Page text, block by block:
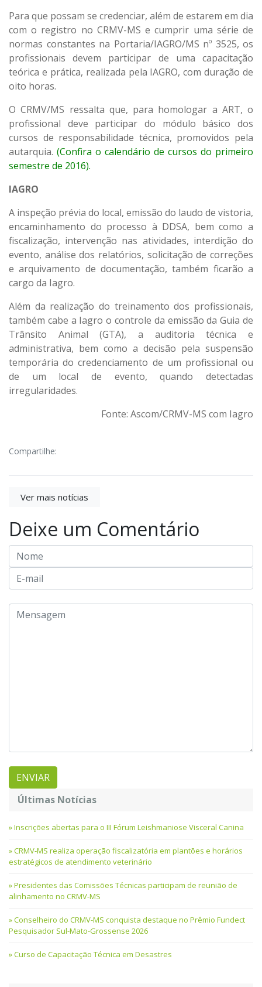
Para que possam se credenciar, além de estarem em dia
com o registro no CRMV-MS e cumprir uma série de
normas constantes na Portaria/IAGRO/MS nº 3525, os
profissionais devem participar de uma capacitação
teórica e prática, realizada pela IAGRO, com duração de
oito horas.
O CRMV/MS ressalta que, para homologar a ART, o
profissional deve participar do módulo básico dos
cursos de responsabilidade técnica, promovidos pela
autarquia. (Confira o calendário de cursos do primeiro
semestre de 2016).
IAGRO
A inspeção prévia do local, emissão do laudo de vistoria,
encaminhamento do processo à DDSA, bem como a
fiscalização, intervenção nas atividades, interdição do
evento, análise dos relatórios, solicitação de correções
e arquivamento de documentação, também ficarão a
cargo da Iagro.
Além da realização do treinamento dos profissionais,
também cabe a Iagro o controle da emissão da Guia de
Trânsito Animal (GTA), a auditoria técnica e
administrativa, bem como a decisão pela suspensão
temporária do credenciamento de um profissional ou
de um local de evento, quando detectadas
irregularidades.
Fonte: Ascom/CRMV-MS com Iagro
Compartilhe:
Ver mais notícias
Deixe um Comentário
Últimas Notícias
Inscrições abertas para o III Fórum Leishmaniose Visceral Canina
CRMV-MS realiza operação fiscalizatória em plantões e horários
estratégicos de atendimento veterinário
Presidentes das Comissões Técnicas participam de reunião de
alinhamento no CRMV-MS
Conselheiro do CRMV-MS conquista destaque no Prêmio Fundect
Pesquisador Sul-Mato-Grossense 2026
Curso de Capacitação Técnica em Desastres